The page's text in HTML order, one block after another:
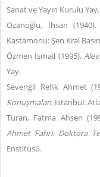
Sanat ve Yayın Kurulu
Ozanoğlu, İhsan (1940).
Kastamonu: Şen Kral
Özmen İsmail (1995).
Yay.
Sevengil Refik Ahmet
Konuşmaları. İstanbul:
Turan, Fatma Ahsen
Ahmet Fahri. Doktora
Enstitüsü.